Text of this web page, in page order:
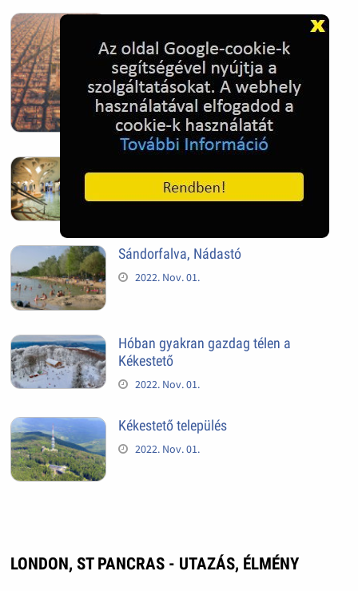
2022. Dec. 04.
2022. Nov. 01.
Sándorfalva, Nádastó
2022. Nov. 01.
Hóban gyakran gazdag télen a
Kékestető
2022. Nov. 01.
Kékestető település
2022. Nov. 01.
LONDON, ST PANCRAS - UTAZÁS, ÉLMÉNY